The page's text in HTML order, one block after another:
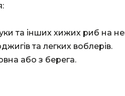
та інших хижих риб на
та легких воблерів.
або з берега.